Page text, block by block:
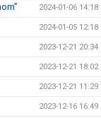
2024-01-06 14:18
2024-01-05 12:18
2023-12-21 20:34
2023-12-21 18:02
2023-12-21 11:29
2023-12-16 16:49